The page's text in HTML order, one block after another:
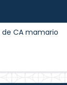
CA mamario